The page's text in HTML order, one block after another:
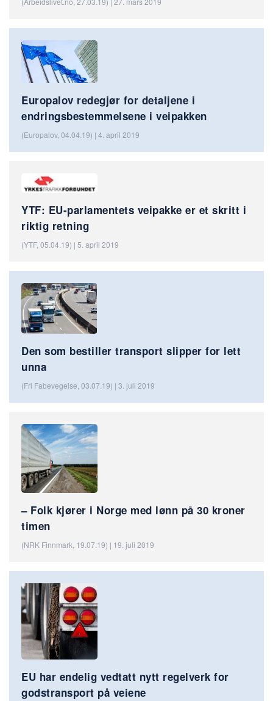
Europalov redegjør for detaljene i
endringsbestemmelsene i veipakken
(Europalov, 04.04.19) | 4. april 2019
YTF: EU-parlamentets veipakke er et skritt i
riktig retning
(YTF, 05.04.19) | 5. april 2019
Den som bestiller transport slipper for lett
unna
(Fri Fabevegelse, 03.07.19) | 3. juli 2019
– Folk kjører i Norge med lønn på 30 kroner
timen
(NRK Finnmark, 19.07.19) | 19. juli 2019
EU har endelig vedtatt nytt regelverk for
godstransport på veiene